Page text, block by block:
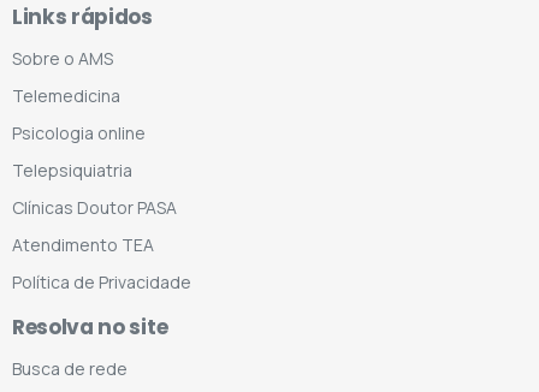
Links rápidos
Sobre o AMS
Telemedicina
Psicologia online
Telepsiquiatria
Clínicas Doutor PASA
Atendimento TEA
Política de Privacidade
Resolva no site
Busca de rede